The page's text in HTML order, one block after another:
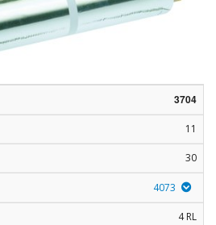
3704
11
30
4073
4 RL